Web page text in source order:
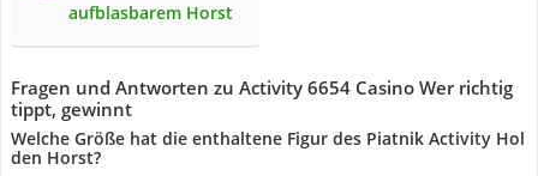
aufblasbarem Horst
Fragen und Antworten zu Activity 6654 Casino Wer richtig
tippt, gewinnt
Welche Größe hat die enthaltene Figur des Piatnik Activity Hol
den Horst?